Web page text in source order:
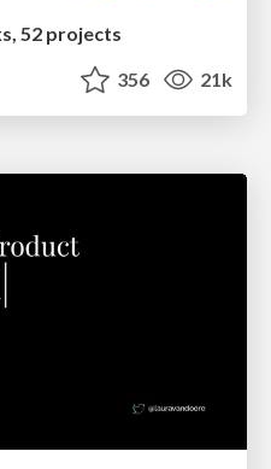
52 projects
356 21k